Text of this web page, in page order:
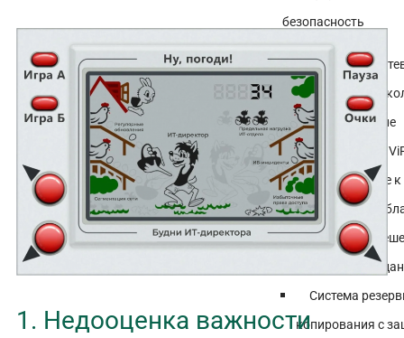
безопасность
NGFW
следующего
Оборудование
криптозащиты
Подключение
Костромской
Внедрение
защита сети и
Система
копирования с
1. Недооценка важности